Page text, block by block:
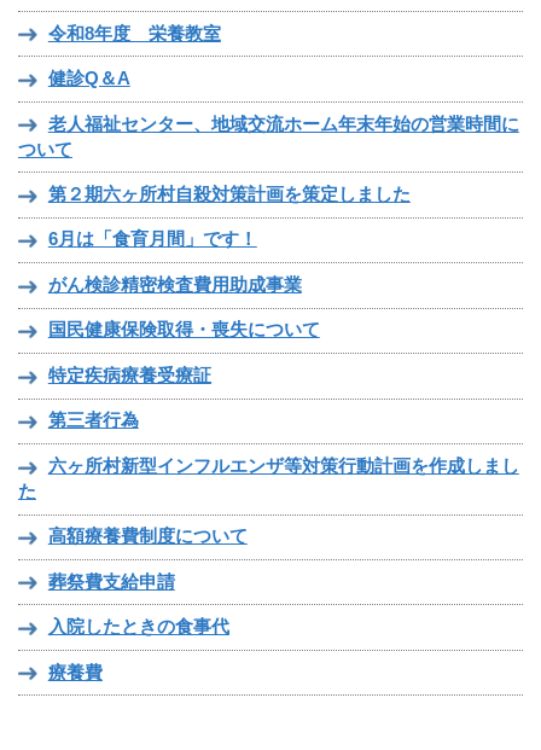
令和8年度 栄養教室
健診Q＆A
老人福祉センター、地域交流ホーム年末年始の営業時間に
ついて
第２期六ヶ所村自殺対策計画を策定しました
6月は「食育月間」です！
がん検診精密検査費用助成事業
国民健康保険取得・喪失について
特定疾病療養受療証
第三者行為
六ヶ所村新型インフルエンザ等対策行動計画を作成しまし
た
高額療養費制度について
葬祭費支給申請
入院したときの食事代
療養費